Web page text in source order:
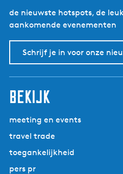
de nieuwste hotspots, de
aankomende evenementen
Schrijf je in voor onze
bekijk
meeting en events
travel trade
toegankelijkheid
pers pr